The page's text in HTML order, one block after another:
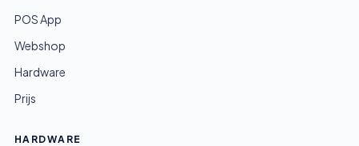
POS App
Webshop
Hardware
Prijs
HARDWARE